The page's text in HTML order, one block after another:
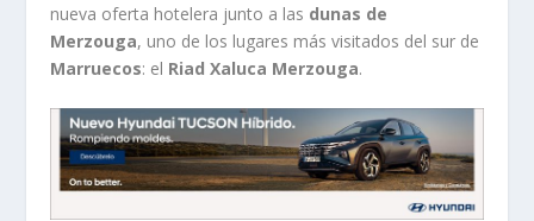
nueva oferta hotelera junto a las dunas de
Merzouga, uno de los lugares más visitados del sur de
Marruecos: el Riad Xaluca Merzouga.